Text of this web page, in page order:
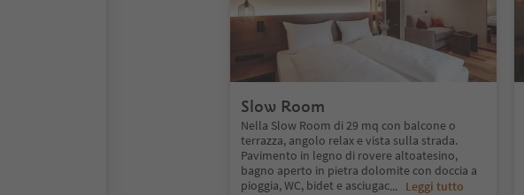
Slow Room
Nella Slow Room di 29 mq con balcone o
terrazza, angolo relax e vista sulla strada.
Pavimento in legno di rovere altoatesino,
bagno aperto in pietra dolomite con doccia a
pioggia, WC, bidet e asciugac... Leggi tutto